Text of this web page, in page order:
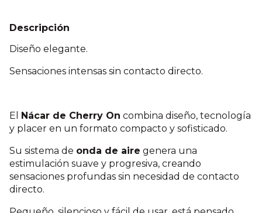
Descripción
Diseño elegante.
Sensaciones intensas sin contacto directo.
El Nácar de Cherry On combina diseño, tecnología
y placer en un formato compacto y sofisticado.
Su sistema de onda de aire genera una
estimulación suave y progresiva, creando
sensaciones profundas sin necesidad de contacto
directo.